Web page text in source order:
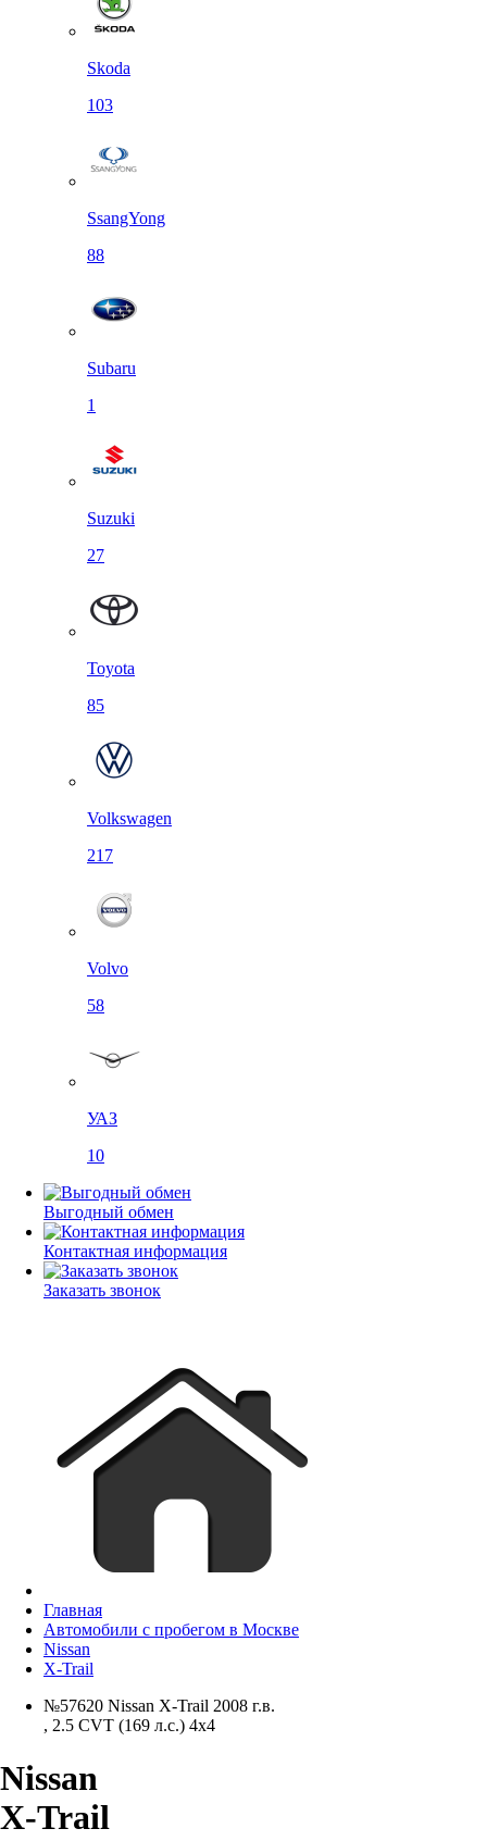
Skoda
103
SsangYong
88
Subaru
1
Suzuki
27
Toyota
85
Volkswagen
217
Volvo
58
УАЗ
10
Выгодный обмен
Контактная информация
Заказать звонок
Главная
Автомобили с пробегом в Москве
Nissan
X-Trail
№57620 Nissan X-Trail 2008 г.в.
, 2.5 CVT (169 л.с.) 4x4
Nissan
X-Trail